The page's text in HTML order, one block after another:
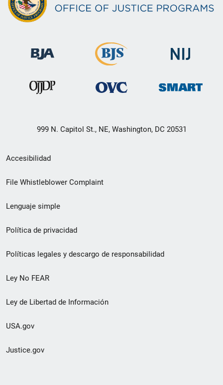
999 N. Capitol St., NE, Washington, DC 20531
Menú
de
de
pie
de
página
Accesibilidad
File Whistleblower Complaint
Lenguaje simple
Política de privacidad
Políticas legales y descargo de responsabilidad
Ley No FEAR
Ley de Libertad de Información
USA.gov
Justice.gov